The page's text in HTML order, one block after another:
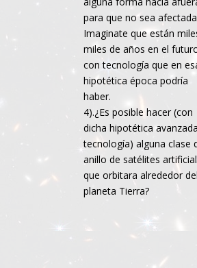
para que no sea
Imaginate que están
miles de años en el
con tecnología que en
hipotética época podría
haber.
4).¿Es posible hacer (con
dicha hipotética avanzada
tecnología) alguna clase
anillo de satélites
que orbitara alrededor del
planeta Tierra?